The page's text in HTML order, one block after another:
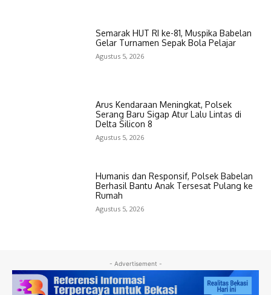
Semarak HUT RI ke-81, Muspika Babelan
Gelar Turnamen Sepak Bola Pelajar
Agustus 5, 2026
Arus Kendaraan Meningkat, Polsek
Serang Baru Sigap Atur Lalu Lintas di
Delta Silicon 8
Agustus 5, 2026
Humanis dan Responsif, Polsek Babelan
Berhasil Bantu Anak Tersesat Pulang ke
Rumah
Agustus 5, 2026
- Advertisement -